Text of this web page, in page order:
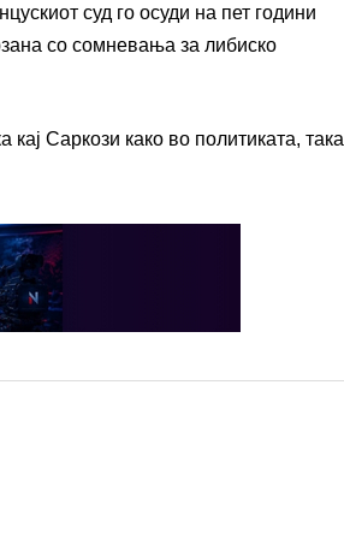
суд го осуди на пет години
со сомневања за либиско
кај Саркози како во политиката, така